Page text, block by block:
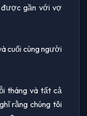
gần với vợ
cuối cùng người
tháng và tất cả
rằng chúng tôi